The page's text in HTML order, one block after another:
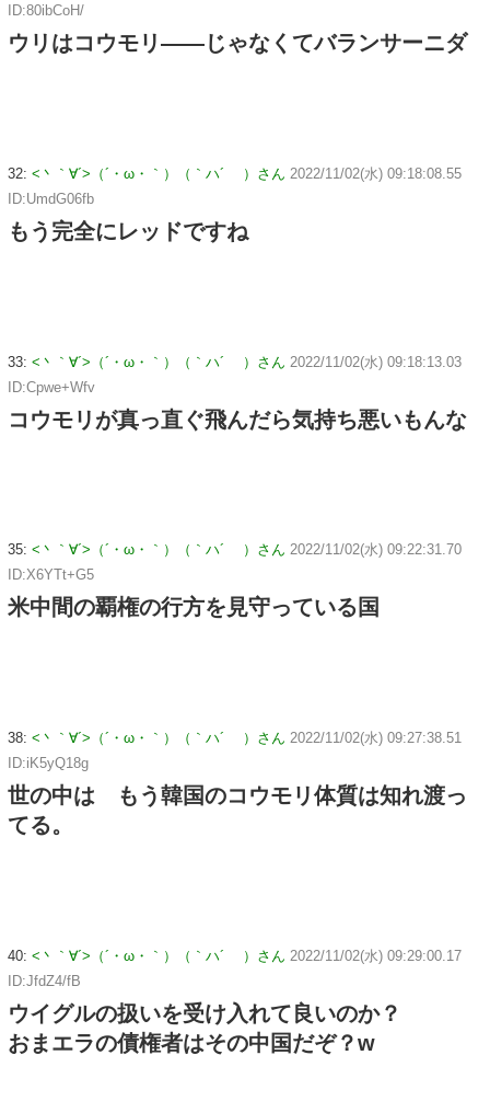
ID:80ibCoH/
ウリはコウモリ――じゃなくてバランサーニダ
32: <丶｀∀´>（´・ω・｀）（｀ハ´ ）さん 2022/11/02(水) 09:18:08.55
ID:UmdG06fb
もう完全にレッドですね
33: <丶｀∀´>（´・ω・｀）（｀ハ´ ）さん 2022/11/02(水) 09:18:13.03
ID:Cpwe+Wfv
コウモリが真っ直ぐ飛んだら気持ち悪いもんな
35: <丶｀∀´>（´・ω・｀）（｀ハ´ ）さん 2022/11/02(水) 09:22:31.70
ID:X6YTt+G5
米中間の覇権の行方を見守っている国
38: <丶｀∀´>（´・ω・｀）（｀ハ´ ）さん 2022/11/02(水) 09:27:38.51
ID:iK5yQ18g
世の中は もう韓国のコウモリ体質は知れ渡っ
てる。
40: <丶｀∀´>（´・ω・｀）（｀ハ´ ）さん 2022/11/02(水) 09:29:00.17
ID:JfdZ4/fB
ウイグルの扱いを受け入れて良いのか？
おまエラの債権者はその中国だぞ？w